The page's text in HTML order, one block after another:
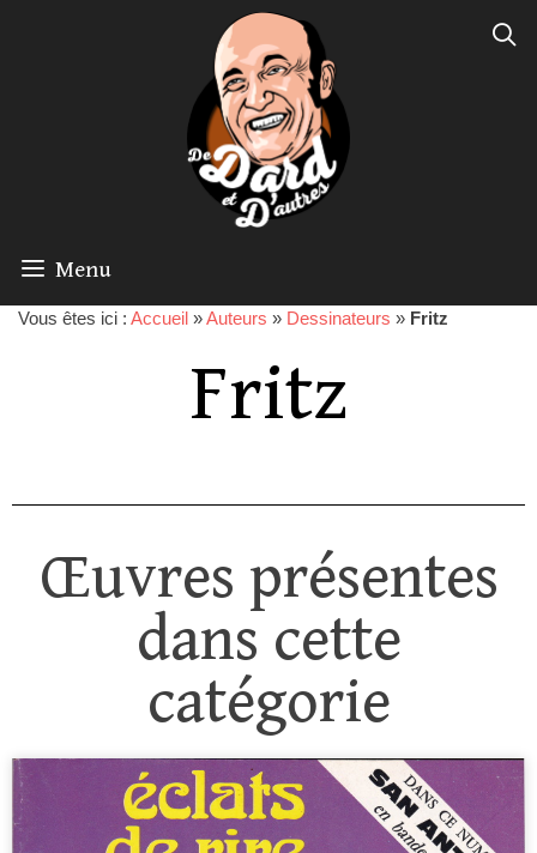
Menu
Vous êtes ici : Accueil »Auteurs » Dessinateurs » Fritz
Fritz
Œuvres présentes
dans cette
catégorie